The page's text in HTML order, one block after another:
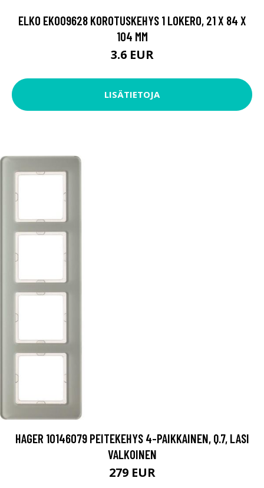
ELKO EKO09628 KOROTUSKEHYS 1 LOKERO, 21 X 84 X
104 MM
3.6 EUR
LISÄTIETOJA
HAGER 10146079 PEITEKEHYS 4-PAIKKAINEN, Q.7, LASI
VALKOINEN
279 EUR